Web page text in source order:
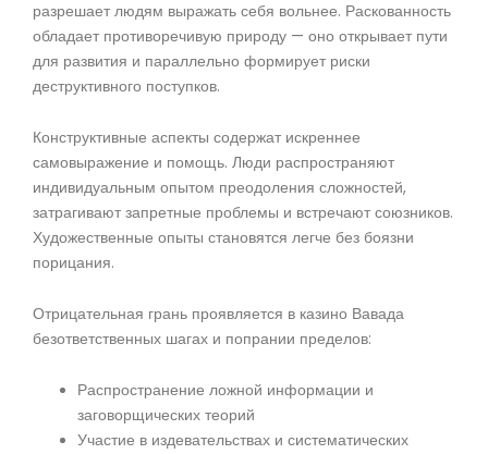
разрешает людям выражать себя вольнее. Раскованность
обладает противоречивую природу — оно открывает пути
для развития и параллельно формирует риски
деструктивного поступков.
Конструктивные аспекты содержат искреннее
самовыражение и помощь. Люди распространяют
индивидуальным опытом преодоления сложностей,
затрагивают запретные проблемы и встречают союзников.
Художественные опыты становятся легче без боязни
порицания.
Отрицательная грань проявляется в казино Вавада
безответственных шагах и попрании пределов:
Распространение ложной информации и
заговорщических теорий
Участие в издевательствах и систематических